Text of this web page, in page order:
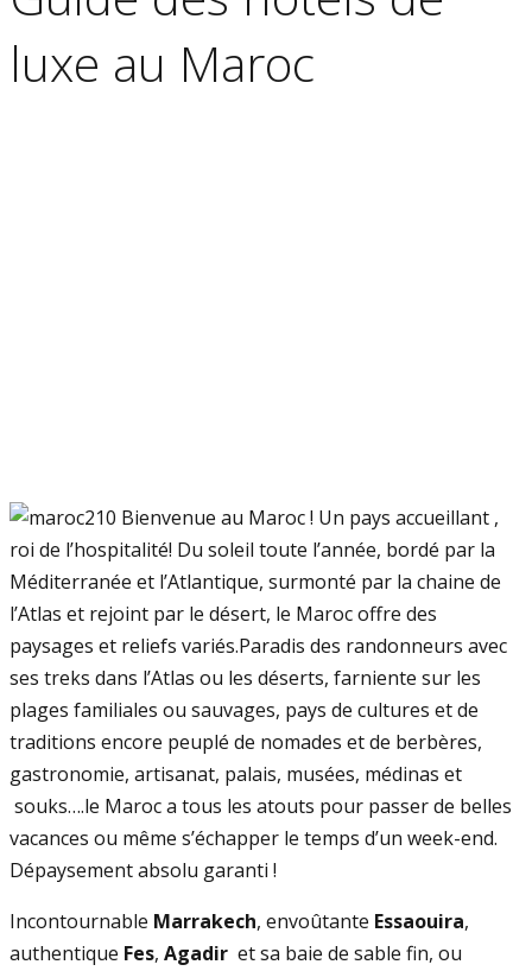
luxe au Maroc
Bienvenue au Maroc ! Un pays accueillant ,
roi de l’hospitalité! Du soleil toute l’année, bordé par la
Méditerranée et l’Atlantique, surmonté par la chaine de
l’Atlas et rejoint par le désert, le Maroc offre des
paysages et reliefs variés.Paradis des randonneurs avec
ses treks dans l’Atlas ou les déserts, farniente sur les
plages familiales ou sauvages, pays de cultures et de
traditions encore peuplé de nomades et de berbères,
gastronomie, artisanat, palais, musées, médinas et
souks….le Maroc a tous les atouts pour passer de belles
vacances ou même s’échapper le temps d’un week-end.
Dépaysement absolu garanti !
Incontournable Marrakech, envoûtante Essaouira,
authentique Fes, Agadir et sa baie de sable fin, ou